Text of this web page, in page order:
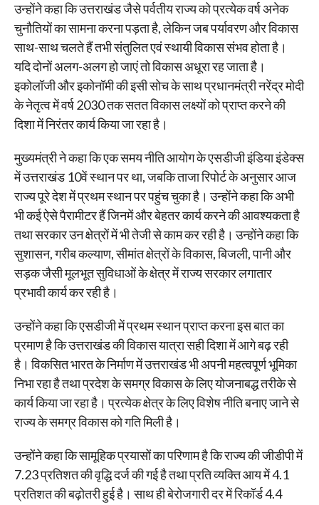
उन्होंने कहा कि उत्तराखंड जैसे पर्वतीय राज्य को प्रत्येक वर्ष अनेक
चुनौतियों का सामना करना पड़ता है, लेकिन जब पर्यावरण और विकास
साथ-साथ चलते हैं तभी संतुलित एवं स्थायी विकास संभव होता है।
यदि दोनों अलग-अलग हो जाएं तो विकास अधूरा रह जाता है।
इकोलॉजी और इकोनॉमी की इसी सोच के साथ प्रधानमंत्री नरेंद्र मोदी
के नेतृत्व में वर्ष 2030 तक सतत विकास लक्ष्यों को प्राप्त करने की
दिशा में निरंतर कार्य किया जा रहा है।
मुख्यमंत्री ने कहा कि एक समय नीति आयोग के एसडीजी इंडिया इंडेक्स
में उत्तराखंड 10वें स्थान पर था, जबकि ताजा रिपोर्ट के अनुसार आज
राज्य पूरे देश में प्रथम स्थान पर पहुंच चुका है। उन्होंने कहा कि अभी
भी कई ऐसे पैरामीटर हैं जिनमें और बेहतर कार्य करने की आवश्यकता है
तथा सरकार उन क्षेत्रों में भी तेजी से काम कर रही है। उन्होंने कहा कि
सुशासन, गरीब कल्याण, सीमांत क्षेत्रों के विकास, बिजली, पानी और
सड़क जैसी मूलभूत सुविधाओं के क्षेत्र में राज्य सरकार लगातार
प्रभावी कार्य कर रही है।
उन्होंने कहा कि एसडीजी में प्रथम स्थान प्राप्त करना इस बात का
प्रमाण है कि उत्तराखंड की विकास यात्रा सही दिशा में आगे बढ़ रही
है। विकसित भारत के निर्माण में उत्तराखंड भी अपनी महत्वपूर्ण भूमिका
निभा रहा है तथा प्रदेश के समग्र विकास के लिए योजनाबद्ध तरीके से
कार्य किया जा रहा है। प्रत्येक क्षेत्र के लिए विशेष नीति बनाए जाने से
राज्य के समग्र विकास को गति मिली है।
उन्होंने कहा कि सामूहिक प्रयासों का परिणाम है कि राज्य की जीडीपी में
7.23 प्रतिशत की वृद्धि दर्ज की गई है तथा प्रति व्यक्ति आय में 4.1
प्रतिशत की बढ़ोतरी हुई है। साथ ही बेरोजगारी दर में रिकॉर्ड 4.4